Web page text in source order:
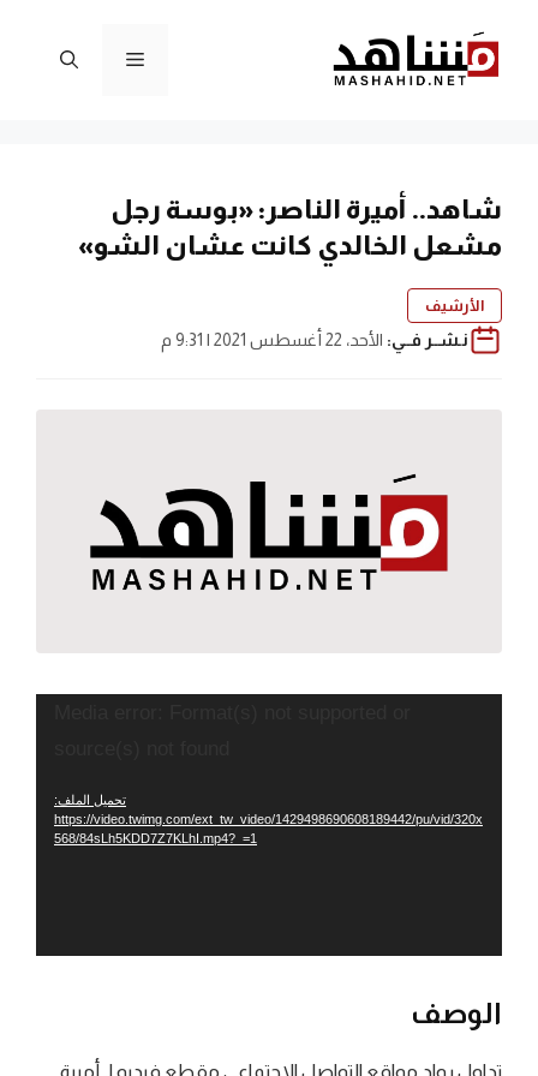
المحتوى
القائمة
شاهد.. أميرة الناصر: «بوسة رجل
مشعل الخالدي كانت عشان الشو»
الأرشيف
نـشــر فــي: الأحد، 22 أغسطس 2021 | 9:31 م
تحميل الملف:
https://video.twimg.com/ext_tw_video/1429498690608189442/pu/vid/320x
568/84sLh5KDD7Z7KLhI.mp4?_=1
الوصف
تداول رواد مواقع التواصل الاجتماعي مقطع فيديو لـ أميرة